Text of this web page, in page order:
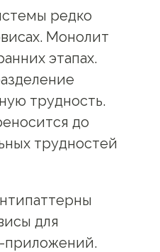
редко
Монолит
этапах.
трудность.
до
трудностей
для
приложений.